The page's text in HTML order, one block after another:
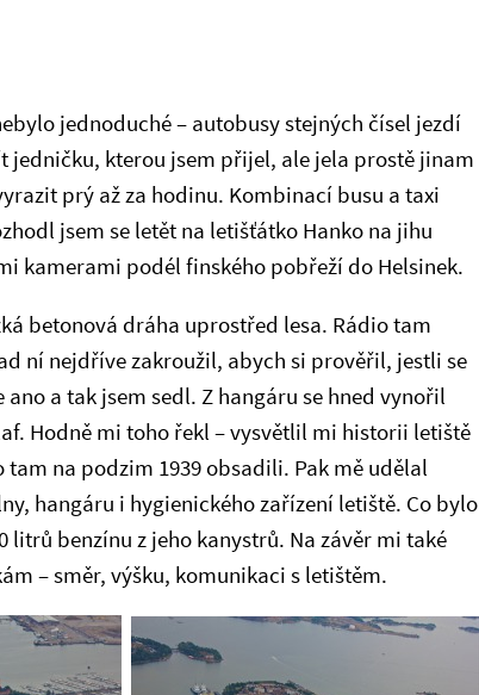
jednoduché – autobusy stejných čísel jezdí
jedničku, kterou jsem přijel, ale jela prostě jinam
prý až za hodinu. Kombinací busu a taxi
jsem se letět na letišťátko Hanko na jihu
kamerami podél finského pobřeží do Helsinek.
betonová dráha uprostřed lesa. Rádio tam
ní nejdříve zakroužil, abych si prověřil, jestli se
a tak jsem sedl. Z hangáru se hned vynořil
Hodně mi toho řekl – vysvětlil mi historii letiště
na podzim 1939 obsadili. Pak mě udělal
hangáru i hygienického zařízení letiště. Co bylo
litrů benzínu z jeho kanystrů. Na závěr mi také
– směr, výšku, komunikaci s letištěm.